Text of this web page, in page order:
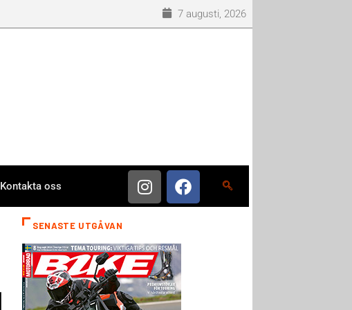
7 augusti, 2026
Kontakta oss
SENASTE UTGÅVAN